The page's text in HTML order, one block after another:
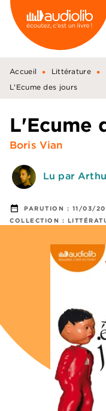
MENU
PIED DE PAGE
Accueil • Littérature •
L'Ecume des jours
L'Ecume
Boris Vian
Lu par
date_range PARUTION : 11/03/
COLLECTION :